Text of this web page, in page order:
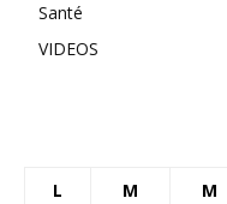
Santé
VIDEOS
L M M